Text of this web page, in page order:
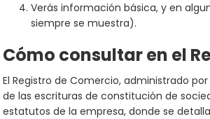
Verás información básica, y en
siempre se muestra).
Cómo consultar en el
El Registro de Comercio, administrado
de las escrituras de constitución de
estatutos de la empresa, donde se